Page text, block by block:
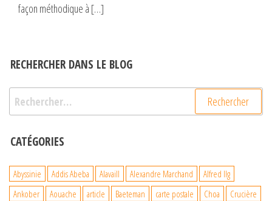
façon méthodique à […]
RECHERCHER DANS LE BLOG
Rechercher :
CATÉGORIES
Abyssinie Addis Abeba Alavaill Alexandre Marchand
Alfred Ilg
Ankober
Aouache article Baeteman carte postale Choa
Crucière